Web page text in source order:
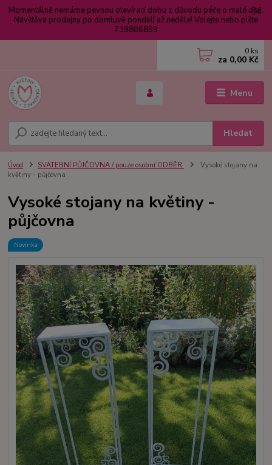
Momentálně nemáme pevnou otevírací dobu z důvodu péče o malé dítě.
Návštěva prodejny po domluvě pondělí až neděle! Volejte nebo pište
739806859
Menu
Hledat
0 ks
za 0,00 Kč
Úvod SVATEBNÍ PŮJČOVNA / pouze osobní ODBĚR
Vysoké stojany na
květiny - půjčovna
Vysoké stojany na květiny -
půjčovna
Novinka